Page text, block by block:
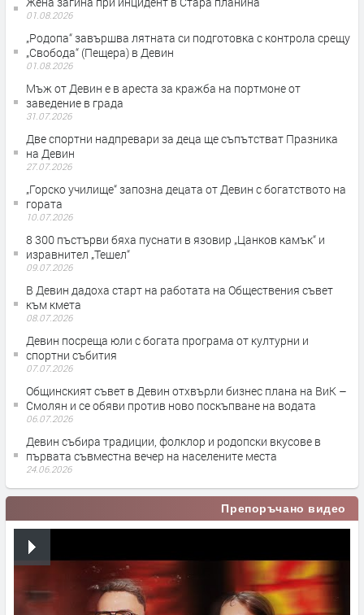
01.08.2026
„Родопа“ завършва лятната си подготовка с контрола срещу
„Свобода“ (Пещера) в Девин
01.08.2026
Мъж от Девин е в ареста за кражба на портмоне от
заведение в града
31.07.2026
Две спортни надпревари за деца ще съпътстват Празника
на Девин
27.07.2026
„Горско училище“ запозна децата от Девин с богатството на
гората
10.07.2026
8 300 пъстърви бяха пуснати в язовир „Цанков камък“ и
изравнител „Тешел“
09.07.2026
В Девин дадоха старт на работата на Обществения съвет
към кмета
08.07.2026
Девин посреща юли с богата програма от културни и
спортни събития
07.07.2026
Общинският съвет в Девин отхвърли бизнес плана на ВиК –
Смолян и се обяви против ново поскъпване на водата
06.07.2026
Девин събира традиции, фолклор и родопски вкусове в
първата съвместна вечер на населените места
24.06.2026
Препоръчано видео